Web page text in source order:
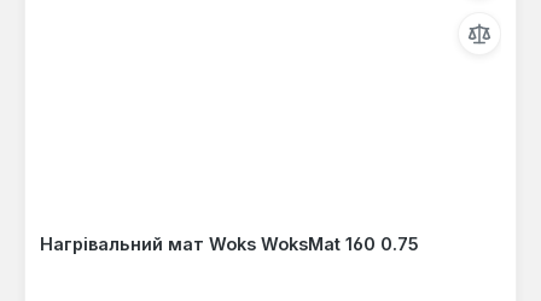
Нагрівальний мат Woks WoksMat 160 0.75